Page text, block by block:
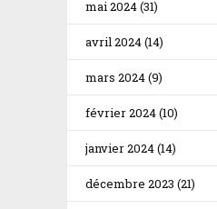
mai 2024(31)
avril 2024(14)
mars 2024(9)
février 2024(10)
janvier 2024(14)
décembre 2023 (21)